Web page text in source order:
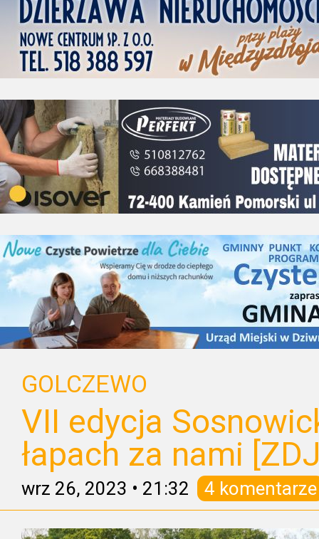
GOLCZEWO
VII edycja
łapach za nami
wrz 26, 2023 • 21:32 4 komentarze